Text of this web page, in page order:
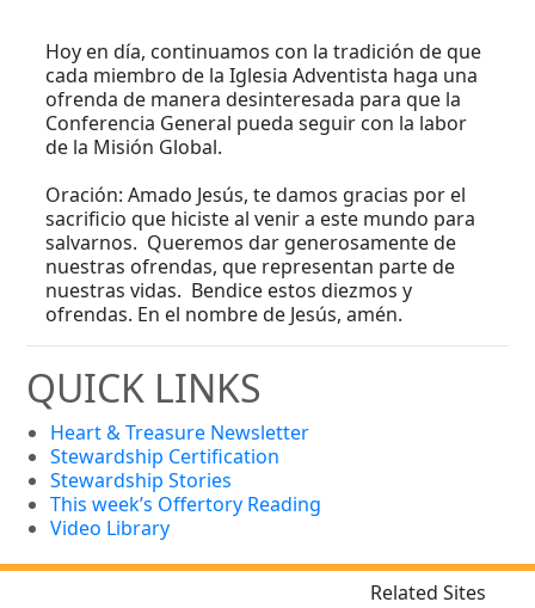
Hoy en día, continuamos con la tradición de que
cada miembro de la Iglesia Adventista haga una
ofrenda de manera desinteresada para que la
Conferencia General pueda seguir con la labor
de la Misión Global.
Oración: Amado Jesús, te damos gracias por el
sacrificio que hiciste al venir a este mundo para
salvarnos. Queremos dar generosamente de
nuestras ofrendas, que representan parte de
nuestras vidas. Bendice estos diezmos y
ofrendas. En el nombre de Jesús, amén.
QUICK LINKS
Heart & Treasure Newsletter
Stewardship Certification
Stewardship Stories
This week’s Offertory Reading
Video Library
Related Sites